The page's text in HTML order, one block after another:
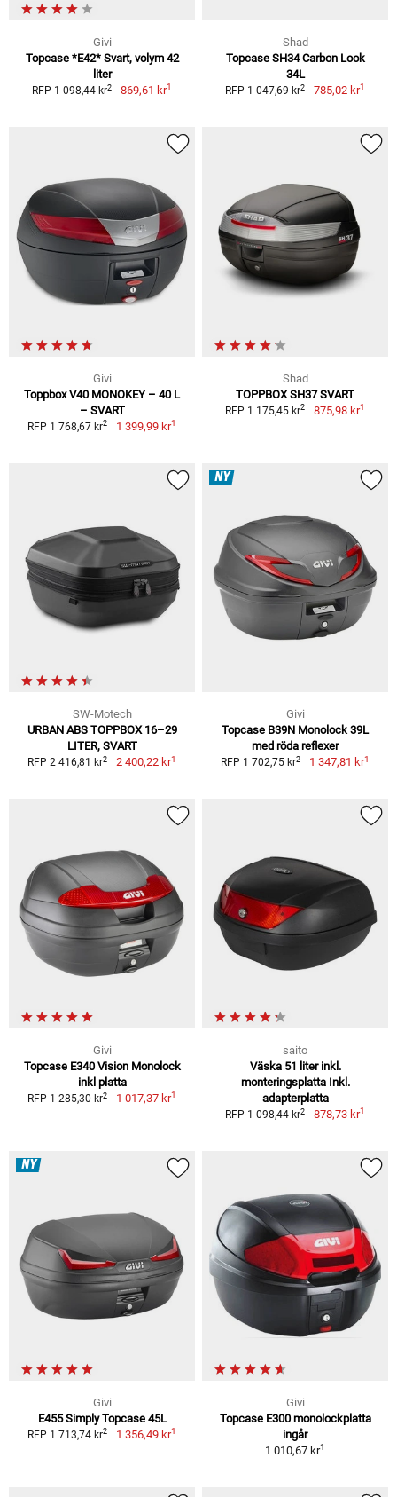
Givi
Topcase *E42* Svart, volym 42
liter
RFP 1 098,44 kr2 869,61 kr1
Shad
Topcase SH34 Carbon Look
34L
RFP 1 047,69 kr2 785,02 kr1
Givi
Toppbox V40 MONOKEY – 40 L
– SVART
RFP 1 768,67 kr2 1 399,99 kr1
Shad
TOPPBOX SH37 SVART
RFP 1 175,45 kr2 875,98 kr1
SW-Motech
URBAN ABS TOPPBOX 16–29
LITER, SVART
RFP 2 416,81 kr2 2 400,22 kr1
NY
Givi
Topcase B39N Monolock 39L
med röda reflexer
RFP 1 702,75 kr2 1 347,81 kr1
Givi
Topcase E340 Vision Monolock
inkl platta
RFP 1 285,30 kr2 1 017,37 kr1
saito
Väska 51 liter inkl.
monteringsplatta Inkl.
adapterplatta
RFP 1 098,44 kr2 878,73 kr1
NY
Givi
E455 Simply Topcase 45L
RFP 1 713,74 kr2 1 356,49 kr1
Givi
Topcase E300 monolockplatta
ingår
1 010,67 kr1